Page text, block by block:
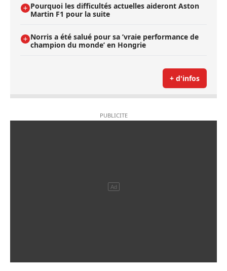
Pourquoi les difficultés actuelles aideront Aston
Martin F1 pour la suite
Norris a été salué pour sa ’vraie performance de
champion du monde’ en Hongrie
+ d'infos